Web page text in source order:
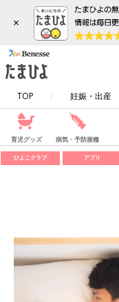
×
TOP 妊娠・出産
育児グッズ 病気・予防接種
ひよこクラブ アプリ